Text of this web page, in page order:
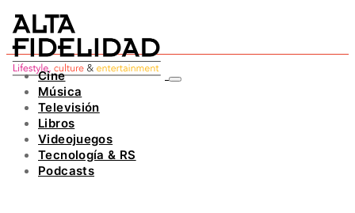
Cine
Música
Televisión
Libros
Videojuegos
Tecnología & RS
Podcasts